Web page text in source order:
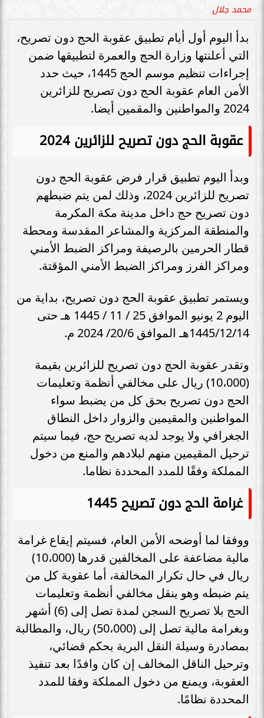
محمد جلال
بدأ اليوم أول أيام تطبيق عقوبة الحج دون تصريح،
التي أعلنتها وزارة الحج والعمرة لتطبيقها ضمن
إجراءات تنظيم موسم الحج 1445، حيث حدد
الأمن العام عقوبة الحج دون تصريح للزائرين
2024 والمواطنين والمقمين أيضا.
عقوبة الحج دون تصريح للزائرين 2024
وبدأ اليوم تطبيق قرار فرض عقوبة الحج دون
تصريح للزائرين 2024، وذلك لمن يتم ضبطهم
دون تصريح حج داخل مدينة مكة المكرمة
والمنطقة المركزية والمشاعر المقدسة ومحطة
قطار الحرمين بالرصيفة ومراكز الضبط الأمني
ومراكز الفرز ومراكز الضبط الأمني المؤقتة.
ويستمر تطبيق عقوبة الحج دون تصريح، بداية من
اليوم 2 يونيو الموافق 25 / 11 / 1445 هـ حتى
1445/12/14هـ الموافق 20/6/ 2024 م.
وتقدر عقوبة الحج دون تصريح للزائرين بقيمة
(10،000) ريال على مخالفي أنظمة وتعليمات
الحج دون تصريح بحق كل من يضبط سواء
المواطنين والمقيمين والزوار داخل النطاق
الجغرافي ولا يوجد لديه تصريح حج، فيما سيتم
ترحيل المقيمين منهم لبلادهم والمنع من دخول
المملكة وفقًا للمدد المحددة نظاما.
غرامة الحج دون تصريح 1445
ووفقا لما أوضحه الأمن العام، فسيتم إيقاع غرامة
مالية مضاعفة على المخالفين قدرها (10،000)
ريال في حال تكرار المخالفة، أما عقوبة كل من
يتم ضبطه وهو ينقل مخالفي أنظمة وتعليمات
الحج بلا تصريح السجن لمدة تصل إلى (6) أشهر
وبغرامة مالية تصل إلى (50،000) ريال، والمطالبة
بمصادرة وسيلة النقل البرية بحكم قضائي،
وترحيل الناقل المخالف إن كان وافدًا بعد تنفيذ
العقوبة، ويمنع من دخول المملكة وفقا للمدد
المحددة نظامًا.